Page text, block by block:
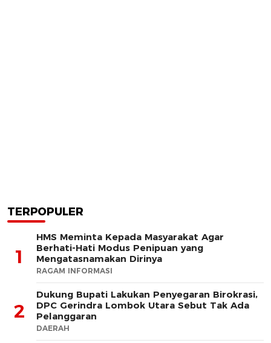
TERPOPULER
1
HMS Meminta Kepada Masyarakat Agar
Berhati-Hati Modus Penipuan yang
Mengatasnamakan Dirinya
RAGAM INFORMASI
2
Dukung Bupati Lakukan Penyegaran Birokrasi,
DPC Gerindra Lombok Utara Sebut Tak Ada
Pelanggaran
DAERAH